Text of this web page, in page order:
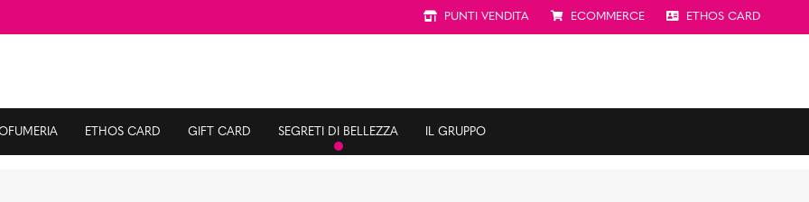
PUNTI VENDITA ECOMMERCE ETHOS CARD
ETHOS CARD GIFT CARD SEGRETI DI BELLEZZA IL GRUPPO